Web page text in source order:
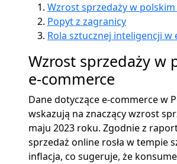
Wzrost sprzedaży w
Popyt z zagranicy
Rola sztucznej inteligencji w
Wzrost sprzedaży w
e-commerce
Dane dotyczące e-commerce w
wskazują na znaczący wzrost
maju 2023 roku. Zgodnie z
sprzedaż online rosła w tempie
inflacja, co sugeruje, że